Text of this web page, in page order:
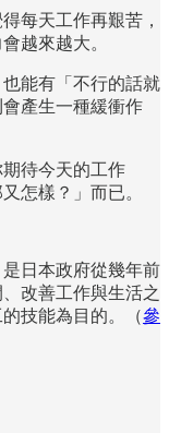
每天工作再艱苦，
越來越大。
能有「不行的話就
產生一種緩衝作
待今天的工作
怎樣？」而已。
日本政府從幾年前
改善工作與生活之
技能為目的。（參